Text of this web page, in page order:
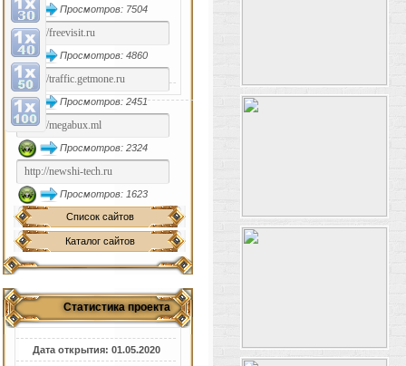
Просмотров: 7504
Просмотров: 4860
Просмотров: 2451
Просмотров: 2324
Просмотров: 1623
Список сайтов
Каталог сайтов
Статистика проекта
Дата открытия: 01.05.2020